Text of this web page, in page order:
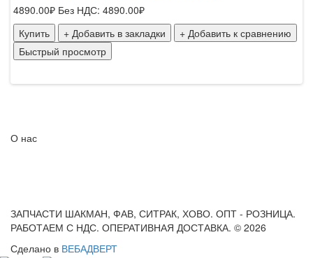
4890.00₽ Без НДС: 4890.00₽
Купить
+ Добавить в закладки
+ Добавить к сравнению
Быстрый просмотр
О нас
ЗАПЧАСТИ ШАКМАН, ФАВ, СИТРАК, ХОВО. ОПТ - РОЗНИЦА.
РАБОТАЕМ С НДС. ОПЕРАТИВНАЯ ДОСТАВКА. © 2026
Сделано в ВЕБАДВЕРТ